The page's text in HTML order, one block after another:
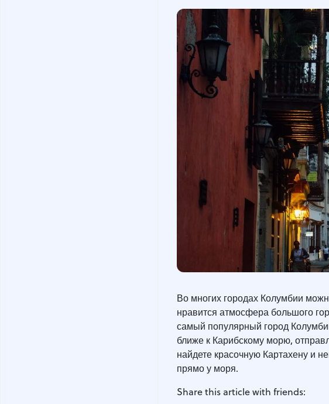
Во многих городах Колумбии
нравится атмосфера большого
самый популярный город
ближе к Карибскому морю,
найдете красочную Картахену и
прямо у моря.
Share this article with friends: